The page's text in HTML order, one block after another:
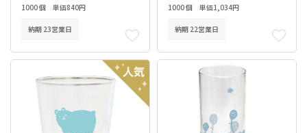
1000 個 単価840円
納期 23営業日
1000 個 単価1,034円
納期 22営業日